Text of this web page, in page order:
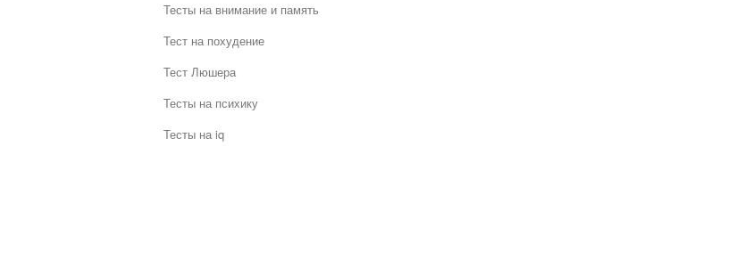
Тесты на внимание и память
Тест на похудение
Тест Люшера
Тесты на психику
Тесты на iq